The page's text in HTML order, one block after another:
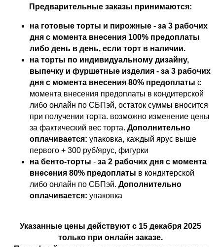
Предварительные заказы принимаются:
на готовые торты и пирожные - за 3 рабочих
дня с момента внесения 100% предоплаты
либо день в день, если торт в наличии.
на торты по индивидуальному дизайну,
выпечку и фуршетные изделия - за 3 рабочих
дня с момента внесения 80% предоплаты с
момента внесения предоплаты в кондитерской
либо онлайн по СБПэй, остаток суммы вносится
при получении торта. возможно изменение цены
за фактический вес торта. Дополнительно
оплачивается: упаковка, каждый ярус выше
первого + 300 руб/ярус, фигурки
на бенто-торты - за 2 рабочих дня с момента
внесения 80% предоплаты в кондитерской
либо онлайн по СБПэй. Дополнительно
оплачивается: упаковка
Указанные цены действуют с 15 декабря 2025
только при онлайн заказе.